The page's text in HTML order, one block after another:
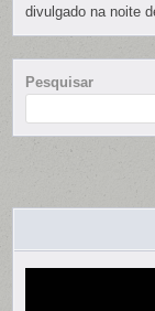
divulgado na noite
Pesquisar